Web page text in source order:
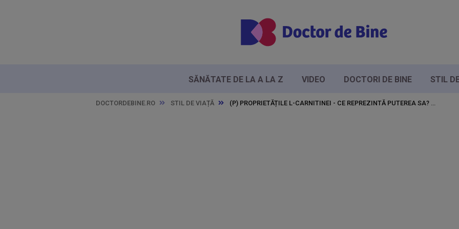
SĂNĂTATE DE LA A LA Z VIDEO DOCTORI DE BINE STIL
DOCTORDEBINE.RO STIL DE VIAȚĂ (P) PROPRIETĂȚILE L-CARNITINEI - CE REPREZINTĂ PUTEREA SA?